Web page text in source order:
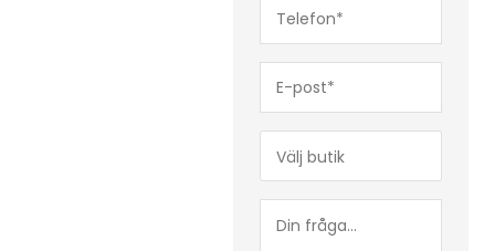
post*
(Obligatoriskt)
(Obligatoriskt)
fråga...